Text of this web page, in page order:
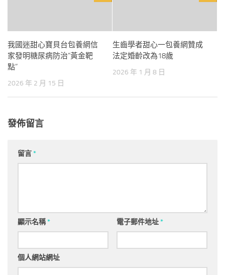
我國迷甜心寶貝台包養網信
家發明糖尿病防治“黃金靶
點”
2026 年 2 月 15 日
生齒學者甜心一包養網贊成
法定婚齡改為18歲
2026 年 1 月 8 日
發佈留言
留言*
顯示名稱* 電子郵件地址*
個人網站網址